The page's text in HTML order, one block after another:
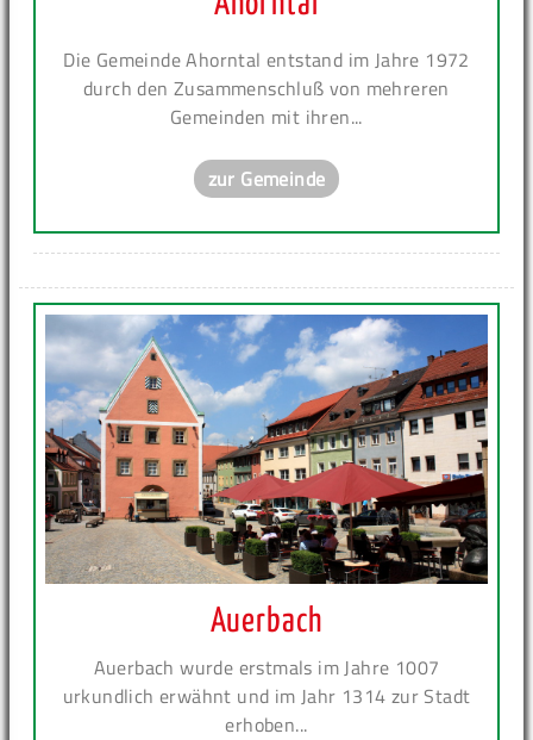
Die Gemeinde Ahorntal entstand im Jahre 1972
durch den Zusammenschluß von mehreren
Gemeinden mit ihren...
zur Gemeinde
Auerbach
Auerbach wurde erstmals im Jahre 1007
urkundlich erwähnt und im Jahr 1314 zur Stadt
erhoben...